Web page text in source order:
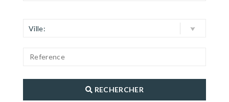
Ville:
RECHERCHER